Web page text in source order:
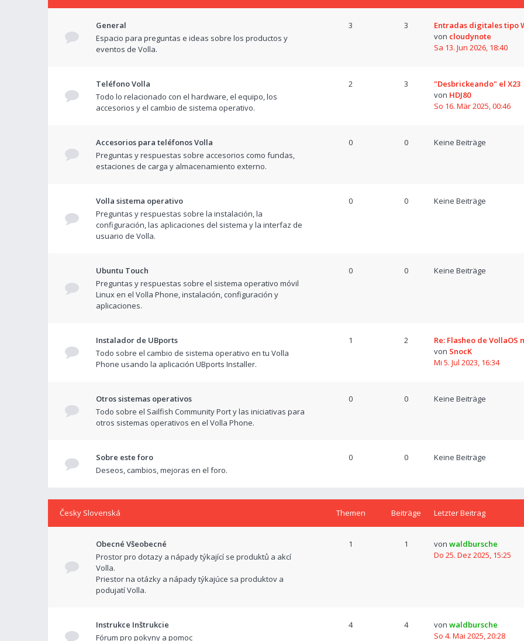
General
Espacio para preguntas e ideas sobre los productos y
eventos de Volla.
3 3
Entradas digitales tipo
von cloudynote
Sa 13. Jun 2026, 18:40
Teléfono Volla
Todo lo relacionado con el hardware, el equipo, los
accesorios y el cambio de sistema operativo.
2 3
"Desbrickeando" el X23
von HDJ80
So 16. Mär 2025, 00:46
Accesorios para teléfonos Volla
Preguntas y respuestas sobre accesorios como fundas,
estaciones de carga y almacenamiento externo.
0 0 Keine Beiträge
Volla sistema operativo
Preguntas y respuestas sobre la instalación, la
configuración, las aplicaciones del sistema y la interfaz de
usuario de Volla.
0 0 Keine Beiträge
Ubuntu Touch
Preguntas y respuestas sobre el sistema operativo móvil
Linux en el Volla Phone, instalación, configuración y
aplicaciones.
0 0 Keine Beiträge
Instalador de UBports
Todo sobre el cambio de sistema operativo en tu Volla
Phone usando la aplicación UBports Installer.
1 2
Re: Flasheo de VollaOS
von SnocK
Mi 5. Jul 2023, 16:34
Otros sistemas operativos
Todo sobre el Sailfish Community Port y las iniciativas para
otros sistemas operativos en el Volla Phone.
0 0 Keine Beiträge
Sobre este foro
Deseos, cambios, mejoras en el foro.
0 0 Keine Beiträge
Česky Slovenská Themen Beiträge Letzter Beitrag
Obecné Všeobecné
Prostor pro dotazy a nápady týkající se produktů a akcí
Volla.
Priestor na otázky a nápady týkajúce sa produktov a
podujatí Volla.
1 1 von waldbursche
Do 25. Dez 2025, 15:25
Instrukce Inštrukcie
Fórum pro pokyny a pomoc
4 4 von waldbursche
So 4. Mai 2025, 20:28